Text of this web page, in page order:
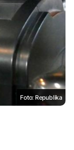
Foto: Republika